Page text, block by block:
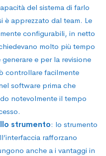
del sistema di farlo
è apprezzato dal team. Le
configurabili, in netto
molto più tempo
e per la revisione
controllare facilmente
software prima che
notevolmente il tempo
strumento: lo strumento
rafforzano
anche a i vantaggi in